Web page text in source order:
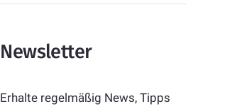
Newsletter
Erhalte regelmäßig News, Tipps